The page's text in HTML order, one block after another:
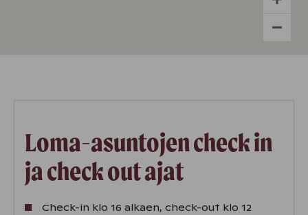
Loma-asuntojen check in
ja check out ajat
Check-in klo 16 alkaen, check-out klo 12